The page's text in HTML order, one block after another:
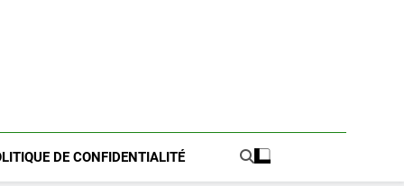
DE CONFIDENTIALITÉ